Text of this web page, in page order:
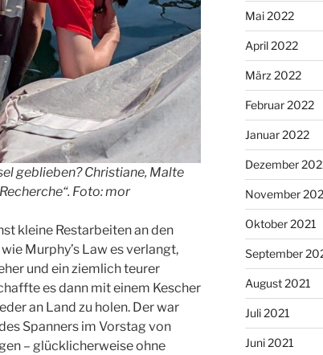
geblieben? Christiane, Malte
Foto: mor
kleine Restarbeiten an den
Murphy’s Law es verlangt,
und ein ziemlich teurer
es dann mit einem Kescher
an Land zu holen. Der war
Spanners im Vorstag von
– glücklicherweise ohne
Mai 2022
April 2022
März 2022
Februar 2022
Januar 2022
Dezember
November
Oktober 2021
September
August 2021
Juli 2021
Juni 2021